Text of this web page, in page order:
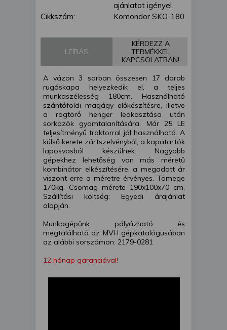
ajánlatot igényel
Cikkszám:
Komondor SKO-180
LEÍRÁS
KÉRDEZZ A
TERMÉKKEL
KAPCSOLATBAN!
A vázon 3 sorban összesen 17 darab
rugóskapa helyezkedik el, a teljes
munkaszélesség 180cm. Használható
szántóföldi magágy előkészítésre, illetve
a rögtörő henger leakasztása után
sorközök gyomtalanítására. Már 25 LE
teljesítményű traktorral jól használható. A
külső kerete zártszelvényből, a kapatartók
laposvasból készülnek. Nagyobb
gépekhez lehetőség van más méretű
kombinátor elkészítésére, a megadott ár
viszont erre a méretre érvényes. Tömege
170kg. Csomag mérete 190x100x70 cm.
Szállítási költség: Egyedi árajánlat
alapján.
Munkagépünk pályázható és
megtalálható az MVH gépkatalógusában
az alábbi sorszámon: 2179-0281
12 hónap garanciával!
szükséges az Ön hozzájárulása, de
jogában áll tiltakozni az ilyen jellegű
a weboldalra érvényesek. Erre a
webhelyre visszatérve vagy az
adatvédelmi szabályzatunk segítségével
bármikor megváltoztathatja a
beállításait.